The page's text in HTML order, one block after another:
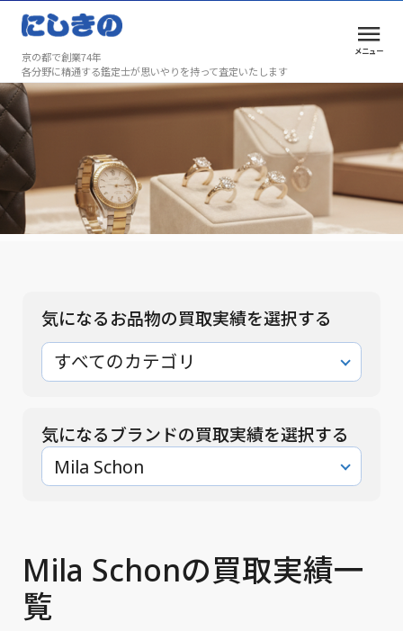
京の都で創業74年
各分野に精通する鑑定士が思いやりを持って査定いたします
メニュー
買取実績
気になるお品物の買取実績を選択する
すべてのカテゴリ
気になるブランドの買取実績を選択する
Mila Schon
Mila Schonの買取実績一
覧